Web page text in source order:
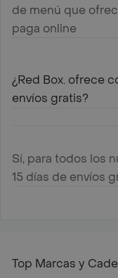
de menú que
paga online
¿Red Box. ofrece
envíos gratis?
Sí, para todos los
15 días de envíos
Top Marcas y